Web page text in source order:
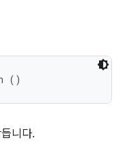
()
니다.